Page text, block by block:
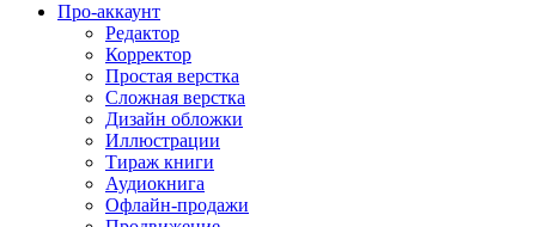
Про-аккаунт
Редактор
Корректор
Простая верстка
Сложная верстка
Дизайн обложки
Иллюстрации
Тираж книги
Аудиокнига
Офлайн-продажи